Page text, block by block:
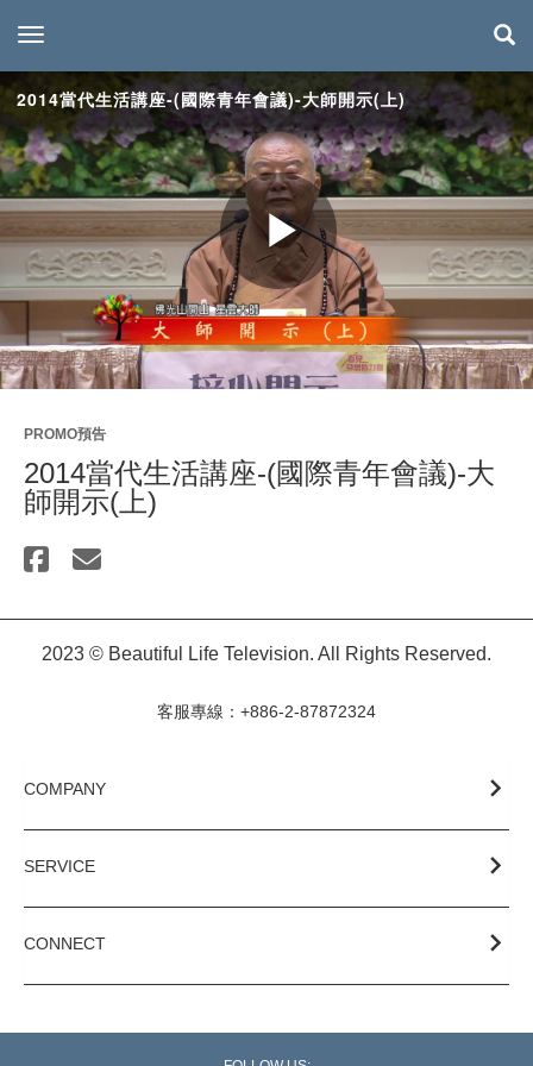
toggle navigation
2014當代生活講座-(國際青年會議)-大師開示(上)
Play
Video
PROMO預告
2014當代生活講座-(國際青年會議)-大
師開示(上)
2023 © Beautiful Life Television. All Rights Reserved.
客服專線：+886-2-87872324
COMPANY
SERVICE
CONNECT